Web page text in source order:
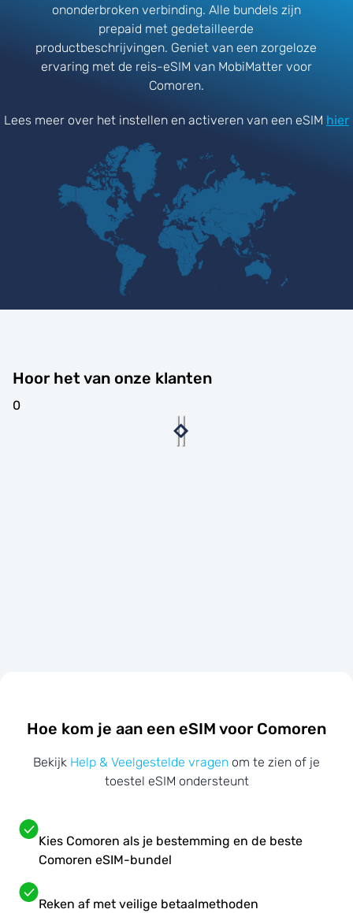
ononderbroken verbinding. Alle bundels zijn
prepaid met gedetailleerde
productbeschrijvingen. Geniet van een zorgeloze
ervaring met de reis-eSIM van MobiMatter voor
Comoren.
Lees meer over het instellen en activeren van een eSIM hier
Hoor het van onze klanten
0
Hoe kom je aan een eSIM voor Comoren
Bekijk Help & Veelgestelde vragen om te zien of je
toestel eSIM ondersteunt
Kies Comoren als je bestemming en de beste
Comoren eSIM-bundel
Reken af met veilige betaalmethoden